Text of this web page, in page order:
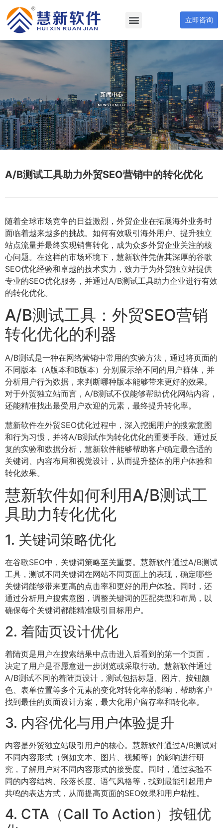
立即咨询
A/B测试工具助力外贸SEO营销中的转化优化
随着全球市场竞争的日益激烈，外贸企业在拓展海外业务时
面临着越来越多的挑战。如何有效吸引海外用户、提升独立
站点流量并最终实现销售转化，成为众多外贸企业关注的核
心问题。在这样的市场环境下，慧新软件凭借其深厚的谷歌
SEO优化经验和卓越的技术实力，致力于为外贸独立站提供
专业的SEO优化服务，并通过A/B测试工具助力企业进行有效
的转化优化。
A/B测试工具：外贸SEO营销
转化优化的利器
A/B测试是一种在网络营销中常用的实验方法，通过将页面的
不同版本（A版本和B版本）分别展示给不同的用户群体，并
分析用户行为数据，来判断哪种版本能够带来更好的效果。
对于外贸独立站而言，A/B测试不仅能够帮助优化网站内容，
还能精准找出最受用户欢迎的元素，最终提升转化率。
慧新软件在外贸SEO优化过程中，深入挖掘用户的搜索意图
和行为习惯，并将A/B测试作为转化优化的重要手段。通过反
复的实验和数据分析，慧新软件能够帮助客户确定最合适的
关键词、内容布局和视觉设计，从而提升整体的用户体验和
转化效果。
慧新软件如何利用A/B测试工
具助力转化优化
1. 关键词策略优化
在谷歌SEO中，关键词策略至关重要。慧新软件通过A/B测试
工具，测试不同关键词在网站不同页面上的表现，确定哪些
关键词能够带来更高的点击率和更好的用户体验。同时，还
通过分析用户搜索意图，调整关键词的匹配类型和布局，以
确保每个关键词都能精准吸引目标用户。
2. 着陆页设计优化
着陆页是用户在搜索结果中点击进入后看到的第一个页面，
决定了用户是否愿意进一步浏览或采取行动。慧新软件通过
A/B测试不同的着陆页设计，测试包括标题、图片、按钮颜
色、表单位置等多个元素的变化对转化率的影响，帮助客户
找到最佳的页面设计方案，最大化用户留存率和转化率。
3. 内容优化与用户体验提升
内容是外贸独立站吸引用户的核心。慧新软件通过A/B测试对
不同内容形式（例如文本、图片、视频等）的影响进行研
究，了解用户对不同内容形式的接受度。同时，通过实验不
同的内容结构、段落长度、语气风格等，找到最能引起用户
共鸣的表达方式，从而提高页面的SEO效果和用户粘性。
4. CTA（Call To Action）按钮优